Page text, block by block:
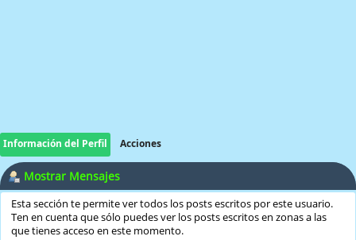
Información del Perfil Acciones
Mostrar Mensajes
Esta sección te permite ver todos los posts escritos por este usuario.
Ten en cuenta que sólo puedes ver los posts escritos en zonas a las
que tienes acceso en este momento.